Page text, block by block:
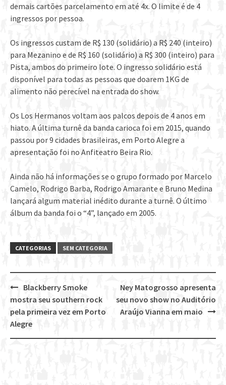
demais cartões parcelamento em até 4x. O limite é de 4
ingressos por pessoa.
Os ingressos custam de R$ 130 (solidário) a R$ 240 (inteiro)
para Mezanino e de R$ 160 (solidário) a R$ 300 (inteiro) para
Pista, ambos do primeiro lote. O ingresso solidário está
disponível para todas as pessoas que doarem 1KG de
alimento não perecível na entrada do show.
Os Los Hermanos voltam aos palcos depois de 4 anos em
hiato. A última turnê da banda carioca foi em 2015, quando
passou por 9 cidades brasileiras, em Porto Alegre a
apresentação foi no Anfiteatro Beira Rio.
Ainda não há informações se o grupo formado por Marcelo
Camelo, Rodrigo Barba, Rodrigo Amarante e Bruno Medina
lançará algum material inédito durante a turnê. O último
álbum da banda foi o “4”, lançado em 2005.
CATEGORIAS SEM CATEGORIA
Post
navigation
Ney Matogrosso apresenta
seu novo show no Auditório
Araújo Vianna em maio
Blackberry Smoke
mostra seu southern rock
pela primeira vez em Porto
Alegre